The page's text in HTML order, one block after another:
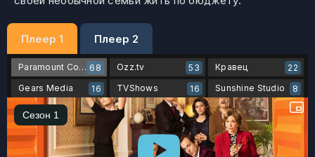
Плеер 1 Плеер 2
Paramount Comedy 68 Ozz.tv 53 Кравец
22
Gears Media
16 TVShows 16 Sunshine Studio 8